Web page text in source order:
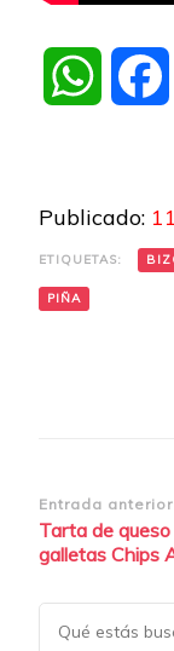
Publicado:
ETIQUETAS:
PIÑA
de
Entrada anterior
Tarta de
galletas Chips
¿Buscas